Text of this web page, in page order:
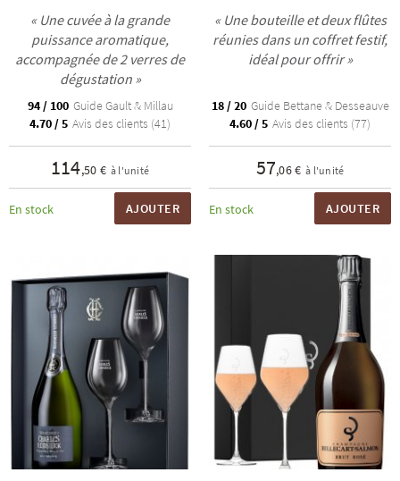
« Une cuvée à la grande
puissance aromatique,
accompagnée de 2 verres de
dégustation »
94 / 100 Guide Gault & Millau
4.70 / 5 Avis des clients (41)
114,50 € à l'unité
En stock AJOUTER
« Une bouteille et deux flûtes
réunies dans un coffret festif,
idéal pour offrir »
18 / 20 Guide Bettane & Desseauve
4.60 / 5 Avis des clients (77)
57,06 € à l'unité
En stock AJOUTER